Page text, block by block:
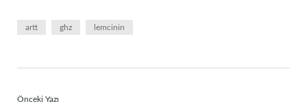
artt ghz lemcinin
Önceki Yazı